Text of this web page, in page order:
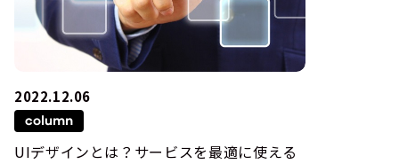
2022.12.06
column
UIデザインとは？サービスを最適に使える